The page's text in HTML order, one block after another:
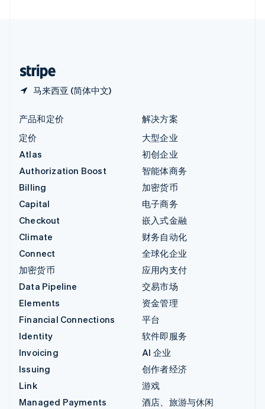
马来西亚 (简体中文)
产品和定价
定价
Atlas
Authorization Boost
Billing
Capital
Checkout
Climate
Connect
加密货币
Data Pipeline
Elements
Financial Connections
Identity
Invoicing
Issuing
Link
Managed Payments
解决方案
大型企业
初创企业
智能体商务
加密货币
电子商务
嵌入式金融
财务自动化
全球化企业
应用内支付
交易市场
资金管理
平台
软件即服务
AI 企业
创作者经济
游戏
酒店、旅游与休闲